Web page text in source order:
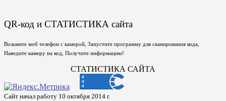
QR-код и СТАТИСТИКА сайта
Возьмите моб телефон с камерой, Запустите программу для сканирования кода,
Наведите камеру на код, Получите информацию!
СТАТИСТИКА САЙТА
Сайт начал работу 10 октября 2014 г.